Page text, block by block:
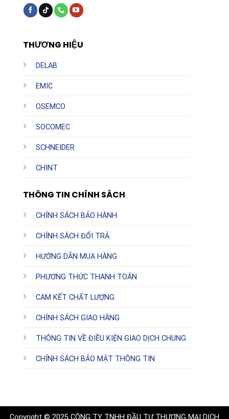
THƯƠNG HIỆU
DELAB
EMIC
OSEMCO
SOCOMEC
SCHNEIDER
CHINT
THÔNG TIN CHÍNH SÁCH
CHÍNH SÁCH BẢO HÀNH
CHÍNH SÁCH ĐỔI TRẢ
HƯỚNG DẪN MUA HÀNG
PHƯƠNG THỨC THANH TOÁN
CAM KẾT CHẤT LƯỢNG
CHÍNH SÁCH GIAO HÀNG
THÔNG TIN VỀ ĐIỀU KIỆN GIAO DỊCH CHUNG
CHÍNH SÁCH BẢO MẬT THÔNG TIN